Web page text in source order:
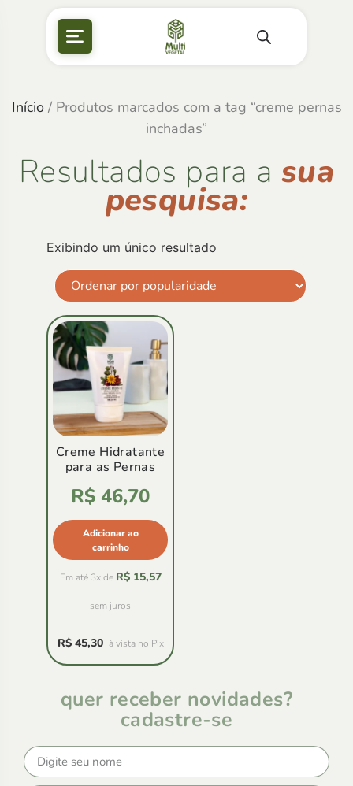
Início/ Produtos marcados com a tag “creme pernas
inchadas”
Resultados para a sua
pesquisa:
Exibindo um único resultado
Creme Hidratante
para as Pernas
4.86
5
R$ 46,70
Adicionar ao
carrinho
Em até 3x de R$15,57
sem juros
R$45,30 à vista no Pix
quer receber novidades?
cadastre-se